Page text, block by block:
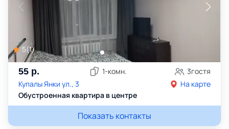
5(1)
55 р. 1-комн. 3гостя
Купалы Янки ул., 3
На карте
Обустроенная квартира в центре
Показать контакты